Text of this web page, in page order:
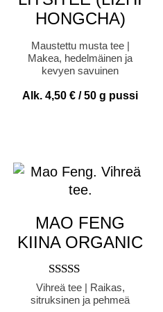
HONGCHA)
Maustettu musta tee |
Makea, hedelmäinen ja
kevyen savuinen
Alk.4,50€ / 50 g pussi
MAO FENG
KIINA ORGANIC
Arvostelu
tuotteesta:
Vihreä tee | Raikas,
sitruksinen ja pehmeä